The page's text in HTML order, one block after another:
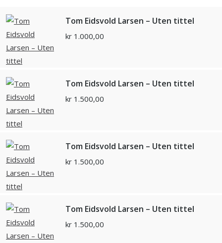
Tom Eidsvold Larsen – Uten tittel
kr 1.000,00
Tom Eidsvold Larsen – Uten tittel
kr 1.500,00
Tom Eidsvold Larsen – Uten tittel
kr 1.500,00
Tom Eidsvold Larsen – Uten tittel
kr 1.500,00